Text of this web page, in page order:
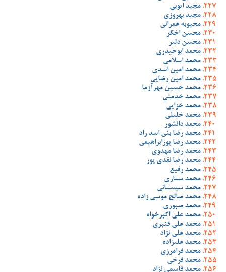
مجید ایوبی
مجید بهروزی
محبوبه عمرانی
محسن اخگر
محسن دلیر
محمد ابوحیدری
محمد اسلامی
محمد امین اسدی
محمد امین رضایی
محمد حسین مهرآزما
محمد خدمتی
محمد خزایی
محمد خلیلی
محمد دانشور
محمد رضا بنی اسد راد
محمد رضا پورابراهیمی
محمد رضا مهدوی
محمد رضا نقدی پور
محمد رفیع
محمد ستاری
محمد سیستانی
محمد صالح موسی زاده
محمد صبوری
محمد علی اکبرخواه
محمد علی قنبری
محمد علی نژاد
محمد علیزاده
محمد فرامرزی
محمد فرخی
محمد قاسمی نژاد